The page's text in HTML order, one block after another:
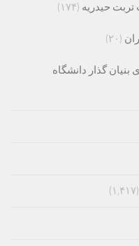
حیدریه (۱۷۴)
(۲۰)
گذار دانشگاه
(۱,۴۱۷)